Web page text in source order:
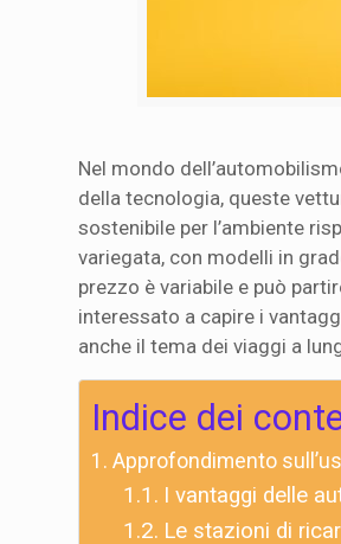
Nel mondo
della tecnologia, queste
sostenibile per l’ambiente
variegata, con modelli in
prezzo è variabile e può
interessato a capire i
anche il tema dei viaggi a
Indice dei
Approfondimento
I vantaggi delle
Le stazioni di